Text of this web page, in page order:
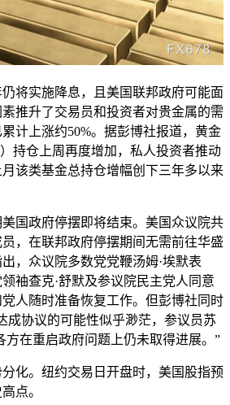
将实施降息，且美国联邦政府可能面
推升了交易员和投资者对贵金属的需
计上涨约50%。据彭博社报道，黄金
持仓上周再度增加，私人投资者推动
该类基金总持仓增幅创下三年多以来
国政府停摆即将结束。美国众议院共
，在联邦政府停摆期间无需前往华盛
，众议院多数党党鞭汤姆·埃默表
袖查克·舒默及参议院民主党人同意
人随时准备恢复工作。但彭博社同时
成协议的可能性似乎渺茫，参议员苏
方在重启政府问题上仍未取得进展。”
化。纽约交易日开盘时，美国股指预
点。